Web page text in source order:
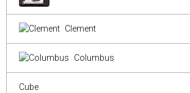
Clement
Columbus
Cube